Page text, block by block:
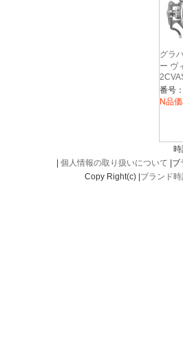
グラ
ー ヴ
N品
個人情報の取り扱いについて |
Copy Right(c) | ブランド